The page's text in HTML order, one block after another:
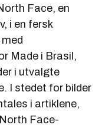
Face, en
i en fersk
Made i Brasil,
i utvalgte
I stedet for bilder
i artiklene,
Face-